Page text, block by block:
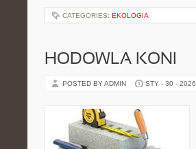
CATEGORIES: EKOLOGIA
HODOWLA KONI
POSTED BY ADMIN STY - 30 - 2026